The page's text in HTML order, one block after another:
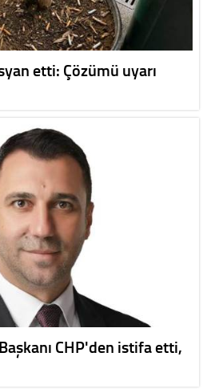
etti: Çözümü uyarı
CHP'den istifa etti,